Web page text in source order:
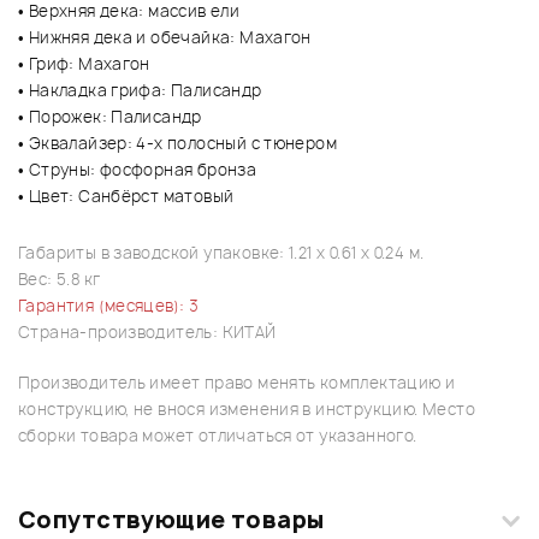
• Верхняя дека: массив ели
• Нижняя дека и обечайка: Махагон
• Гриф: Махагон
• Накладка грифа: Палисандр
• Порожек: Палисандр
• Эквалайзер: 4-х полосный с тюнером
• Струны: фосфорная бронза
• Цвет: Санбёрст матовый
Габариты в заводской упаковке: 1.21 x 0.61 x 0.24 м.
Вес: 5.8 кг
Гарантия (месяцев): 3
Страна-производитель: КИТАЙ
Производитель имеет право менять комплектацию и
конструкцию, не внося изменения в инструкцию. Место
сборки товара может отличаться от указанного.
Сопутствующие товары